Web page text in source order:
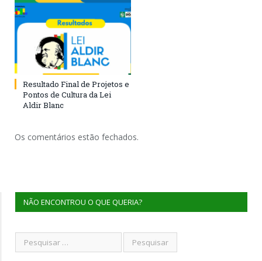
Resultado Final de Projetos e
Pontos de Cultura da Lei
Aldir Blanc
Os comentários estão fechados.
NÃO ENCONTROU O QUE QUERIA?